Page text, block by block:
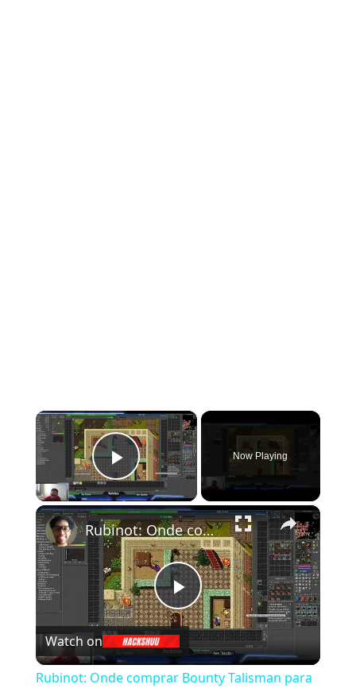
×
Play Video
Now Playing
×
Play
Video
Rubinot: Onde comprar Bounty Talisman para fazer uso do sistema de Weekly Tasks
Watch on
Rubinot: Onde comprar Bounty Talisman para